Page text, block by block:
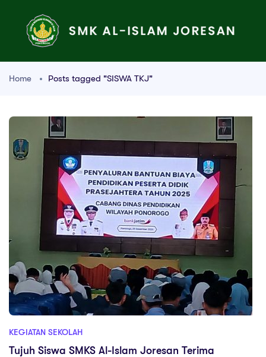
Home Posts tagged "SISWA TKJ"
KEGIATAN SEKOLAH
Tujuh Siswa SMKS Al-Islam Joresan Terima